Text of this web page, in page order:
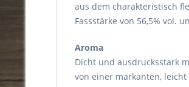
aus dem charakteristisch
Fassstärke von 56,5% vol.
Aroma
Dicht und ausdrucksstark
von einer markanten,